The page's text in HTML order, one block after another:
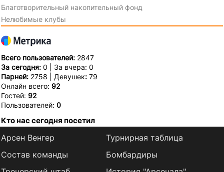
Благотворительный накопительный фонд
Нелюбимые клубы
Всего пользователей: 2847
За сегодня: 0 | За вчера: 0
Парней: 2758 | Девушек: 79
Онлайн всего: 92
Гостей: 92
Пользователей: 0
Кто нас сегодня посетил
Арсен Венгер
Состав команды
Турнирная таблица
Бомбардиры